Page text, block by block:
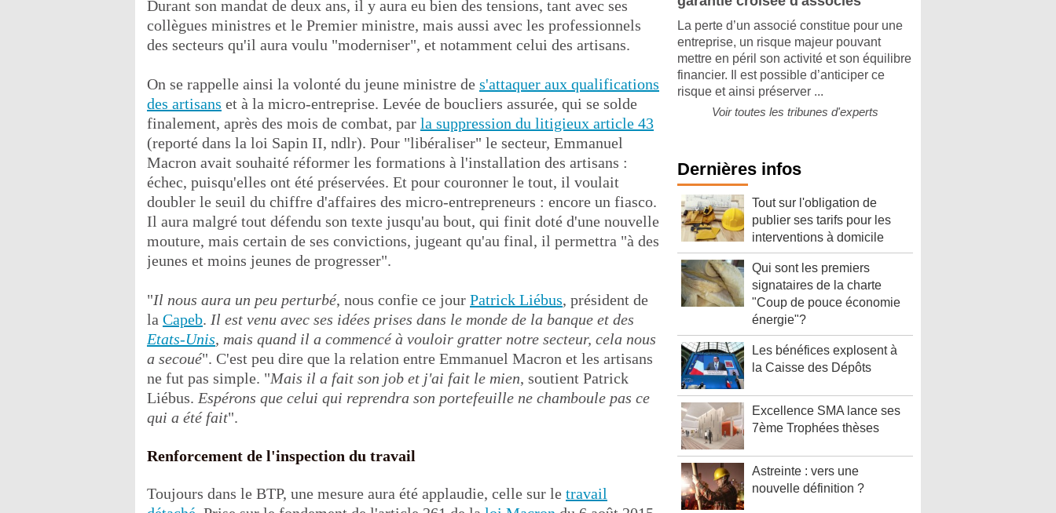
Durant son mandat de deux ans, il y aura eu bien des tensions, tant avec ses
collègues ministres et le Premier ministre, mais aussi avec les professionnels
des secteurs qu'il aura voulu "moderniser", et notamment celui des artisans.
On se rappelle ainsi la volonté du jeune ministre de s'attaquer aux qualifications
des artisans et à la micro-entreprise. Levée de boucliers assurée, qui se solde
finalement, après des mois de combat, par la suppression du litigieux article 43
(reporté dans la loi Sapin II, ndlr). Pour "libéraliser" le secteur, Emmanuel
Macron avait souhaité réformer les formations à l'installation des artisans :
échec, puisqu'elles ont été préservées. Et pour couronner le tout, il voulait
doubler le seuil du chiffre d'affaires des micro-entrepreneurs : encore un fiasco.
Il aura malgré tout défendu son texte jusqu'au bout, qui finit doté d'une nouvelle
mouture, mais certain de ses convictions, jugeant qu'au final, il permettra "à des
jeunes et moins jeunes de progresser".
"Il nous aura un peu perturbé, nous confie ce jour Patrick Liébus, président de
la Capeb. Il est venu avec ses idées prises dans le monde de la banque et des
Etats-Unis, mais quand il a commencé à vouloir gratter notre secteur, cela nous
a secoué". C'est peu dire que la relation entre Emmanuel Macron et les artisans
ne fut pas simple. "Mais il a fait son job et j'ai fait le mien, soutient Patrick
Liébus. Espérons que celui qui reprendra son portefeuille ne chamboule pas ce
qui a été fait".
Renforcement de l'inspection du travail
Toujours dans le BTP, une mesure aura été applaudie, celle sur le travail
La perte d’un associé constitue pour une
entreprise, un risque majeur pouvant
mettre en péril son activité et son équilibre
financier. Il est possible d’anticiper ce
risque et ainsi préserver ...
Voir toutes les tribunes d'experts
Dernières infos
Tout sur l'obligation de
publier ses tarifs pour les
interventions à domicile
Qui sont les premiers
signataires de la charte
"Coup de pouce économie
énergie"?
Les bénéfices explosent à
la Caisse des Dépôts
Excellence SMA lance ses
7ème Trophées thèses
Astreinte : vers une
nouvelle définition ?